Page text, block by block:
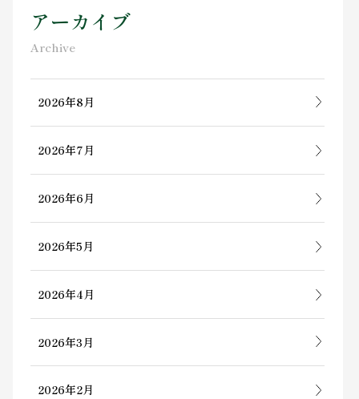
アーカイブ
Archive
2026年8月
2026年7月
2026年6月
2026年5月
2026年4月
2026年3月
2026年2月